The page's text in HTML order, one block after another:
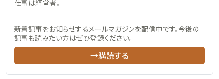
仕事は経営者。
新着記事をお知らせするメールマガジンを配信中です。今後の
記事も読みたい方はぜひ登録ください。
→購読する